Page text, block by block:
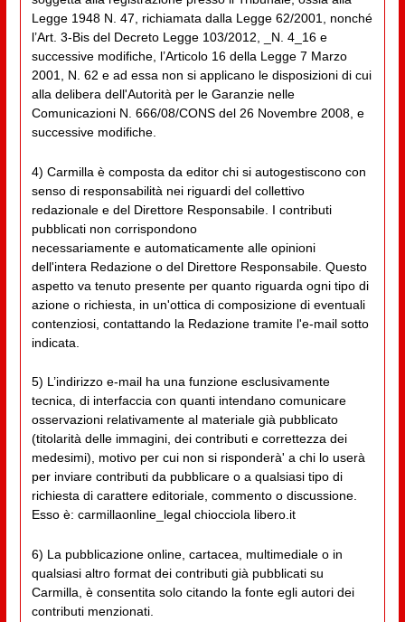
Legge 1948 N. 47, richiamata dalla Legge 62/2001, nonché
l’Art. 3-Bis del Decreto Legge 103/2012, _N. 4_16 e
successive modifiche, l’Articolo 16 della Legge 7 Marzo
2001, N. 62 e ad essa non si applicano le disposizioni di cui
alla delibera dell'Autorità per le Garanzie nelle
Comunicazioni N. 666/08/CONS del 26 Novembre 2008, e
successive modifiche.
4) Carmilla è composta da editor chi si autogestiscono con
senso di responsabilità nei riguardi del collettivo
redazionale e del Direttore Responsabile. I contributi
pubblicati non corrispondono
necessariamente e automaticamente alle opinioni
dell'intera Redazione o del Direttore Responsabile. Questo
aspetto va tenuto presente per quanto riguarda ogni tipo di
azione o richiesta, in un'ottica di composizione di eventuali
contenziosi, contattando la Redazione tramite l'e-mail sotto
indicata.
5) L’indirizzo e-mail ha una funzione esclusivamente
tecnica, di interfaccia con quanti intendano comunicare
osservazioni relativamente al materiale già pubblicato
(titolarità delle immagini, dei contributi e correttezza dei
medesimi), motivo per cui non si risponderà' a chi lo userà
per inviare contributi da pubblicare o a qualsiasi tipo di
richiesta di carattere editoriale, commento o discussione.
Esso è: carmillaonline_legal chiocciola libero.it
6) La pubblicazione online, cartacea, multimediale o in
qualsiasi altro format dei contributi già pubblicati su
Carmilla, è consentita solo citando la fonte egli autori dei
contributi menzionati.